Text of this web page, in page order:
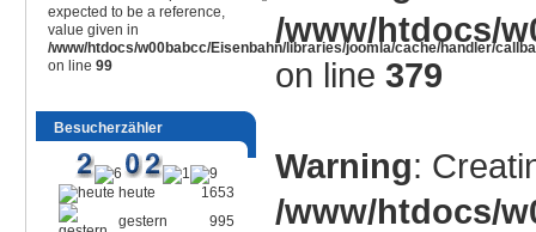
expected to be a reference,
value given in
/www/htdocs/w00babcc/Eisenbahn/libraries/joomla/cache/handler/
on line 99
Besucherzähler
heute
1653
gestern
995
/www/htdocs/
on line 379
Warning:
/www/htdocs/